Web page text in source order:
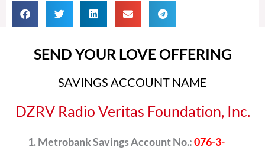
SEND YOUR LOVE OFFERING
SAVINGS ACCOUNT NAME
DZRV Radio Veritas Foundation, Inc.
Metrobank Savings Account No.:076-3-